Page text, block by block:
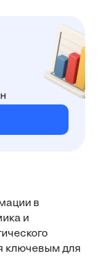
в
и
ключевым для